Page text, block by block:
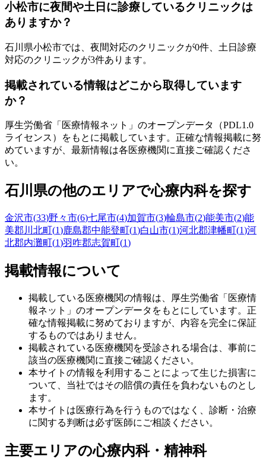
小松市に夜間や土日に診療しているクリニックは
ありますか？
石川県小松市では、夜間対応のクリニックが0件、土日診療
対応のクリニックが3件あります。
掲載されている情報はどこから取得しています
か？
厚生労働省「医療情報ネット」のオープンデータ（PDL1.0
ライセンス）をもとに掲載しています。正確な情報掲載に努
めていますが、最新情報は各医療機関に直接ご確認くださ
い。
石川県の他のエリアで心療内科を探す
金沢市(33)野々市(6)七尾市(4)加賀市(3)輪島市(2)能美市(2)能
美郡川北町(1)鹿島郡中能登町(1)白山市(1)河北郡津幡町(1)河
北郡内灘町(1)羽咋郡志賀町(1)
掲載情報について
掲載している医療機関の情報は、厚生労働省「医療情
報ネット」のオープンデータをもとにしています。正
確な情報掲載に努めておりますが、内容を完全に保証
するものではありません。
掲載されている医療機関を受診される場合は、事前に
該当の医療機関に直接ご確認ください。
本サイトの情報を利用することによって生じた損害に
ついて、当社ではその賠償の責任を負わないものとし
ます。
本サイトは医療行為を行うものではなく、診断・治療
に関する判断は必ず医師にご相談ください。
主要エリアの心療内科・精神科